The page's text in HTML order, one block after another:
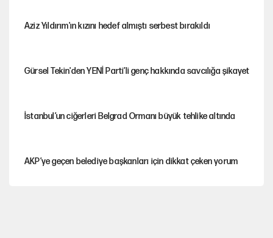
Aziz Yıldırım'ın kızını hedef almıştı serbest bırakıldı
Gürsel Tekin'den YENİ Parti’li genç hakkında savcılığa şikayet
İstanbul’un ciğerleri Belgrad Ormanı büyük tehlike altında
AKP’ye geçen belediye başkanları için dikkat çeken yorum